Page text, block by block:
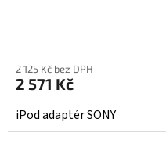
2 125 Kč bez DPH
2 571 Kč
iPod adaptér SONY